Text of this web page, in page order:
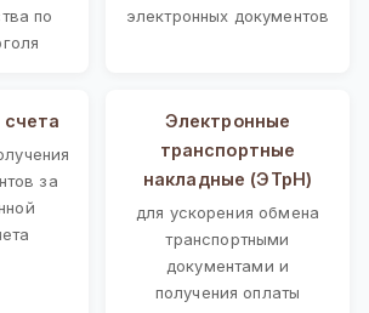
по
электронных документов
за
Электронные
транспортные
накладные (ЭТрН)
для ускорения обмена
транспортными
документами и
получения оплаты